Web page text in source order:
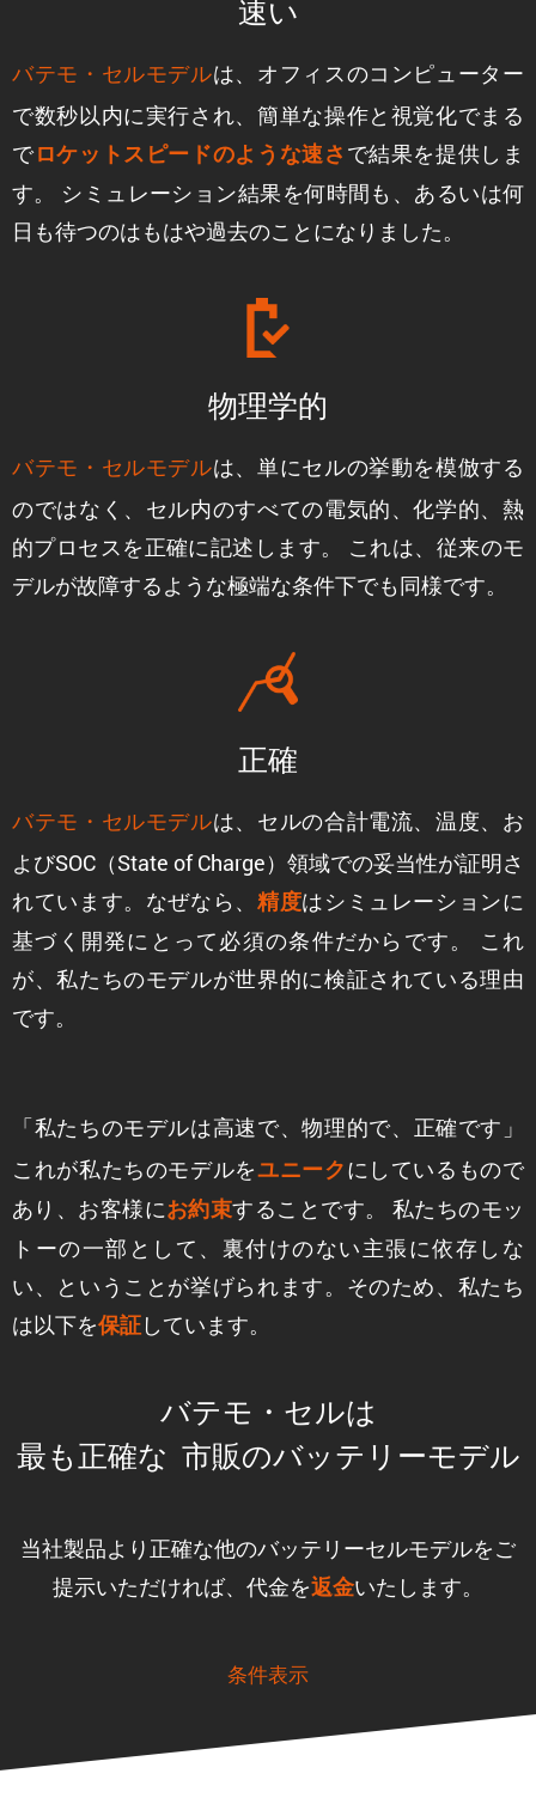
速い
バテモ・セルモデルは、オフィスのコンピューター
で数秒以内に実行され、簡単な操作と視覚化でまる
でロケットスピードのような速さ で結果を提供しま
す。 シミュレーション結果を何時間も、あるいは何
日も待つのはもはや過去のことになりました。
物理学的
バテモ・セルモデルは、単にセルの挙動を模倣する
のではなく、セル内のすべての電気的、化学的、熱
的プロセスを正確に記述します。 これは、従来のモ
デルが故障するような極端な条件下でも同様です。
正確
バテモ・セルモデルは、セルの合計電流、温度、お
よびSOC（State of Charge）領域での妥当性が証明さ
れています。なぜなら、 精度はシミュレーションに
基づく開発にとって必須の条件だからです。 これ
が、私たちのモデルが世界的に検証されている理由
です。
「私たちのモデルは高速で、物理的で、 正確です」
これが私たちのモデルをユニークにしているもので
あり、お客様にお約束することです。 私たちのモッ
トーの一部として、裏付けのない主張に依存しな
い、ということが挙げられます。そのため、私たち
は以下を保証しています。
バテモ・セルは
最も正確な 市販のバッテリーモデル
当社製品より正確な他のバッテリーセルモデルをご
提示いただければ、代金を返金いたします。
条件表示